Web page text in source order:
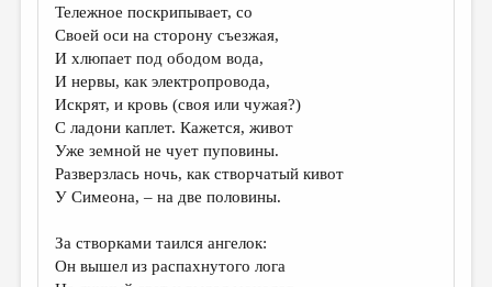
Тележное поскрипывает, со
Своей оси на сторону съезжая,
И хлюпает под ободом вода,
И нервы, как электропровода,
Искрят, и кровь (своя или чужая?)
С ладони каплет. Кажется, живот
Уже земной не чует пуповины.
Разверзлась ночь, как створчатый кивот
У Симеона, – на две половины.
За створками таился ангелок:
Он вышел из распахнутого лога